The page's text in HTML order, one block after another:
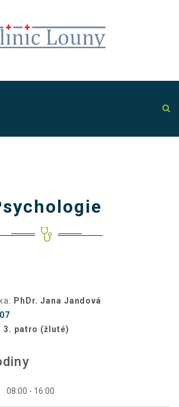
PhDr. Jana Jandová
3. patro (žluté)
08:00 - 16:00